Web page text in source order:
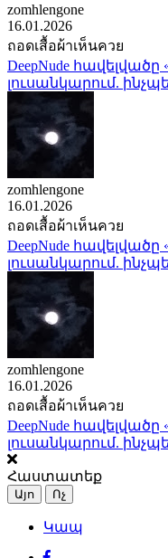
zomhlengone
16.01.2026
ถอดเสื้อผ้าเห็นควย
DeepNude
լուսանկարում.
zomhlengone
16.01.2026
ถอดเสื้อผ้าเห็นควย
DeepNude
լուսանկարում.
zomhlengone
16.01.2026
ถอดเสื้อผ้าเห็นควย
DeepNude
լուսանկարում.
Հաստատեք
Այո Ոչ
Կապ